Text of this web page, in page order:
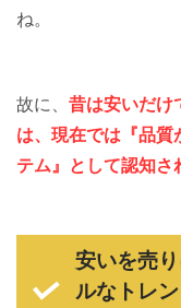
ね。
故に、 昔は安いだけ
は、現在では『品質
テム』として認知さ
安いを売
ルなトレ